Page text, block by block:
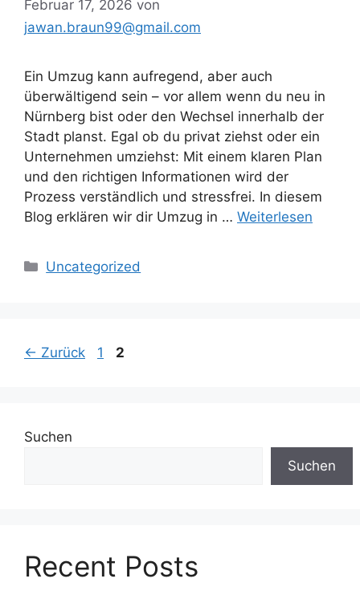
Februar 17, 2026 von
jawan.braun99@gmail.com
Ein Umzug kann aufregend, aber auch
überwältigend sein – vor allem wenn du neu in
Nürnberg bist oder den Wechsel innerhalb der
Stadt planst. Egal ob du privat ziehst oder ein
Unternehmen umziehst: Mit einem klaren Plan
und den richtigen Informationen wird der
Prozess verständlich und stressfrei. In diesem
Blog erklären wir dir Umzug in … Weiterlesen
Kategorien
Uncategorized
← Zurück Seite
1 Seite
2
Suchen
Suchen
Recent Posts